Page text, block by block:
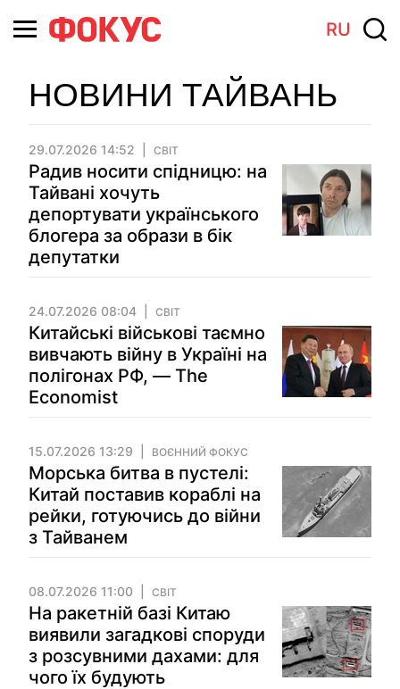
RU
НОВИНИ ТАЙВАНЬ
29.07.2026 14:52 СВІТ
Радив носити спідницю: на
Тайвані хочуть
депортувати українського
блогера за образи в бік
депутатки
24.07.2026 08:04 СВІТ
Китайські військові таємно
вивчають війну в Україні на
полігонах РФ, — The
Economist
15.07.2026 13:29 ВОЄННИЙ ФОКУС
Морська битва в пустелі:
Китай поставив кораблі на
рейки, готуючись до війни
з Тайванем
08.07.2026 11:00 СВІТ
На ракетній базі Китаю
виявили загадкові споруди
з розсувними дахами: для
чого їх будують